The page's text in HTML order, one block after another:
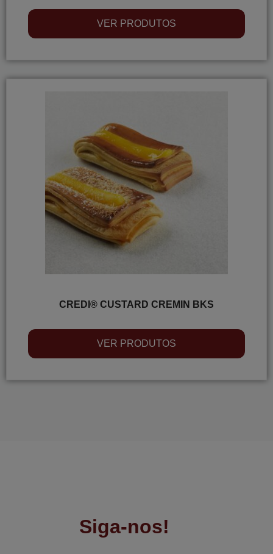
VER PRODUTOS
CREDI® CUSTARD CREMIN BKS
VER PRODUTOS
Siga-nos!